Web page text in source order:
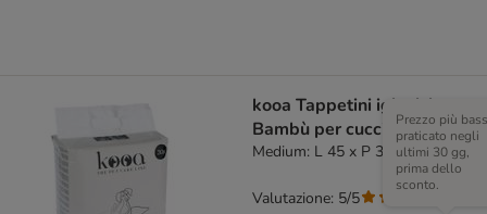
kooa Tappetini igienici con
Bambù per cuccioli
Medium: L 45 x P 30 cm, 30 pz
Prezzo più
praticato negli
ultimi 30 gg,
prima dello
sconto.
Valutazione: 5/5